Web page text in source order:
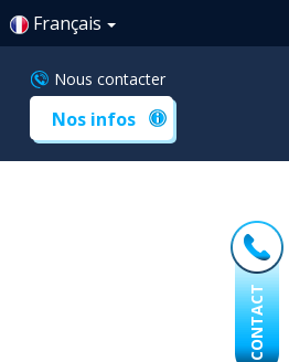
CONTACT
Français
Nous contacter
Nos infos